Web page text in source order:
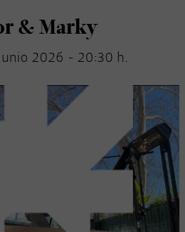
& Marky
2026 - 20:30 h.